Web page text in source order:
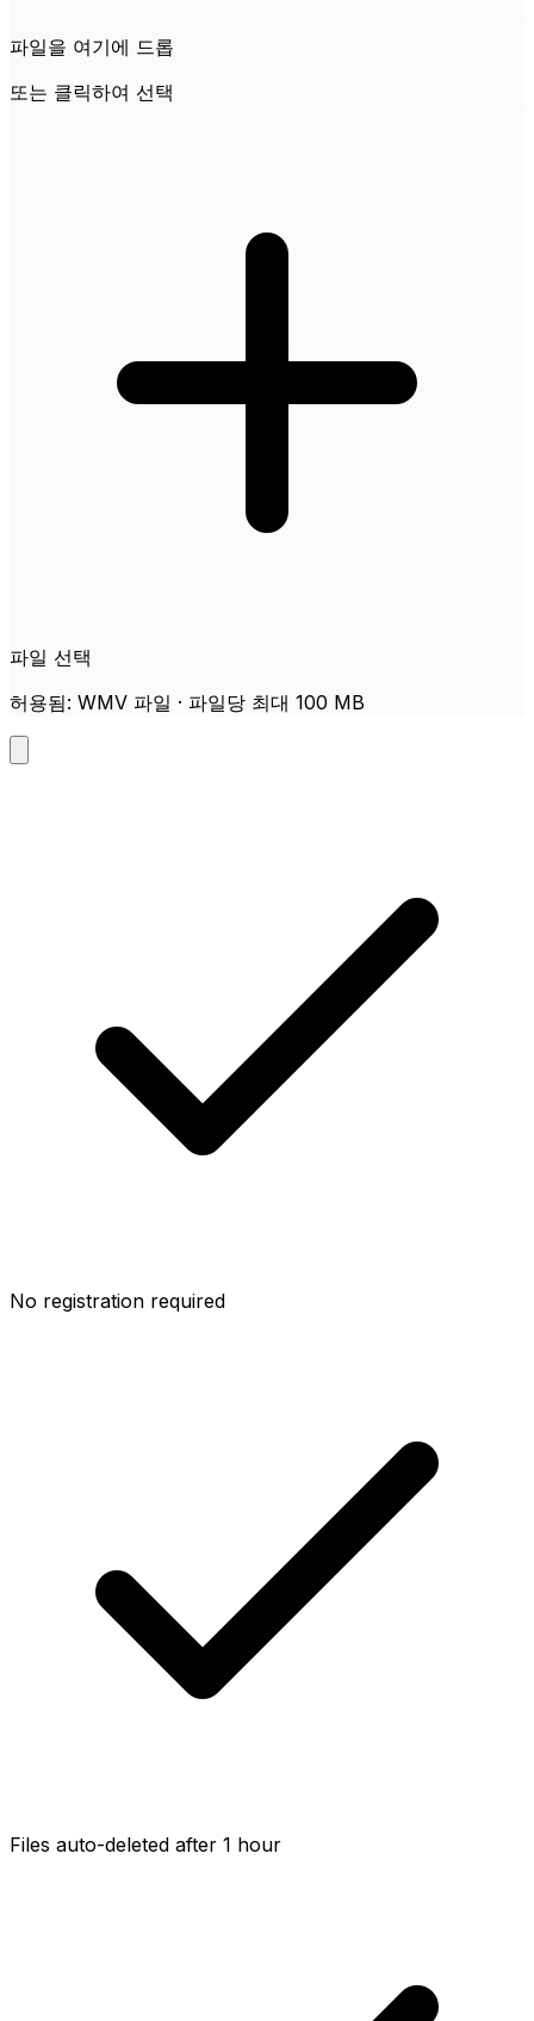
파일을 여기에 드롭
또는 클릭하여 선택
파일 선택
허용됨: WMV 파일 · 파일당 최대 100 MB
No registration required
Files auto-deleted after 1 hour